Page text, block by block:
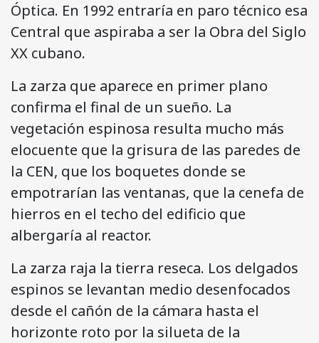
Óptica. En 1992 entraría en paro técnico esa
Central que aspiraba a ser la Obra del Siglo
XX cubano.
La zarza que aparece en primer plano
confirma el final de un sueño. La
vegetación espinosa resulta mucho más
elocuente que la grisura de las paredes de
la CEN, que los boquetes donde se
empotrarían las ventanas, que la cenefa de
hierros en el techo del edificio que
albergaría al reactor.
La zarza raja la tierra reseca. Los delgados
espinos se levantan medio desenfocados
desde el cañón de la cámara hasta el
horizonte roto por la silueta de la